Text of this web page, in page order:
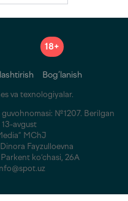
18+
Bog‘lanish
va texnologiyalar.
№1207. Berilgan
avgust
MChJ
Fayzulloevna
ko‘chasi, 26A